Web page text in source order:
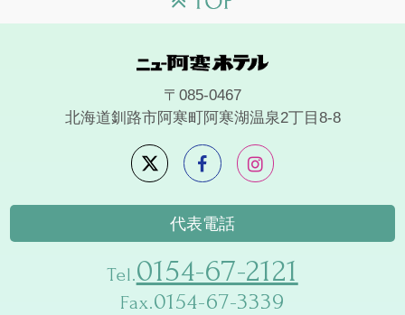
〒085-0467
北海道釧路市阿寒町阿寒湖温泉2丁目8-8
代表電話
Tel.0154-67-2121
Fax.0154-67-3339